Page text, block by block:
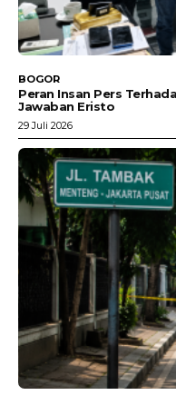
BOGOR
Peran Insan Pers
Jawaban Eristo
29 Juli 2026